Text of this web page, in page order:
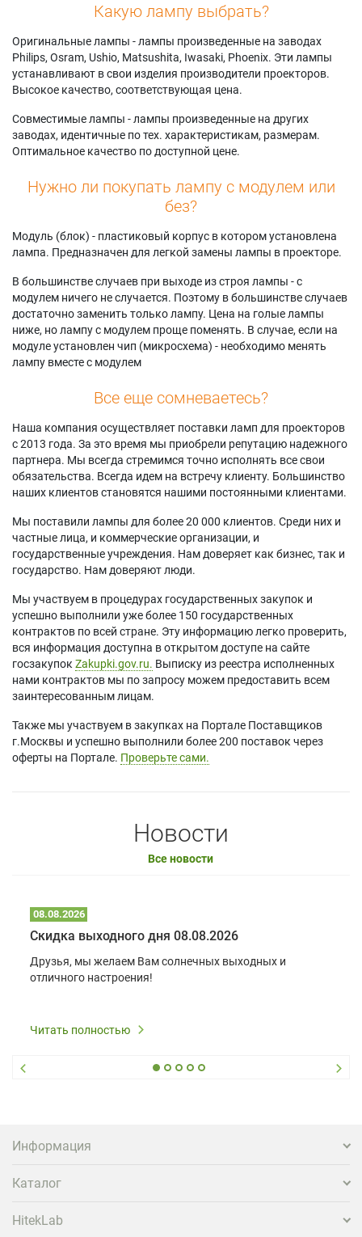
Samsung
HLR4664WX/XAC
Samsung
Samsung
HLR5056W
Samsung
Samsung
HLR5056WX/XAA
Samsung
HLR5066W
HLR5668W
HLR5668WX/XAA
HLR5678W
Samsung
HLR5678WX/XAA
Samsung
HLR6156W
Samsung
HLR6164WX
HLR6164WX/XAC
Samsung
HLR6167W1X/XAA
SP42L6HRX/XAP
SP42L6HRX/XAX
Samsung SP46L6HX
SP50L3HRM/XAZ
Samsung
Samsung
Samsung
SP61L6HRX/XAP
Samsung SP61L6HX
Какую лампу выбрать?
Оригинальные лампы - лампы произведенные на заводах
Philips, Osram, Ushio, Matsushita, Iwasaki, Phoenix. Эти лампы
устанавливают в свои изделия производители проекторов.
Высокое качество, соответствующая цена.
Совместимые лампы - лампы произведенные на других
заводах, идентичные по тех. характеристикам, размерам.
Оптимальное качество по доступной цене.
Нужно ли покупать лампу с модулем или
без?
Модуль (блок) - пластиковый корпус в котором установлена
лампа. Предназначен для легкой замены лампы в проекторе.
В большинстве случаев при выходе из строя лампы - с
модулем ничего не случается. Поэтому в большинстве случаев
достаточно заменить только лампу. Цена на голые лампы
ниже, но лампу с модулем проще поменять. В случае, если на
модуле установлен чип (микросхема) - необходимо менять
лампу вместе с модулем
Все еще сомневаетесь?
Наша компания осуществляет поставки ламп для проекторов
с 2013 года. За это время мы приобрели репутацию надежного
партнера. Мы всегда стремимся точно исполнять все свои
обязательства. Всегда идем на встречу клиенту. Большинство
наших клиентов становятся нашими постоянными клиентами.
Мы поставили лампы для более 20 000 клиентов. Среди них и
частные лица, и коммерческие организации, и
государственные учреждения. Нам доверяет как бизнес, так и
государство. Нам доверяют люди.
Мы участвуем в процедурах государственных закупок и
успешно выполнили уже более 150 государственных
контрактов по всей стране. Эту информацию легко проверить,
вся информация доступна в открытом доступе на сайте
госзакупок Zakupki.gov.ru. Выписку из реестра исполненных
нами контрактов мы по запросу можем предоставить всем
заинтересованным лицам.
Также мы участвуем в закупках на Портале Поставщиков
г.Москвы и успешно выполнили более 200 поставок через
оферты на Портале. Проверьте сами.
Новости
Все новости
08.08.2026
Скидка выходного дня 08.08.2026
Друзья, мы желаем Вам солнечных выходных и
отличного настроения!
Читать полностью
Информация
Каталог
HitekLab